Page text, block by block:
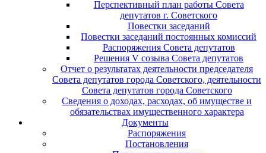
Перспективный план работы Совета
депутатов г. Советского
Повестки заседаний
Повестки заседаний постоянных комиссий
Распоряжения Совета депутатов
Решения V созыва Совета депутатов
Отчет о результатах деятельности председателя
Совета депутатов города Советского, деятельности
Совета депутатов города Советского
Сведения о доходах, расходах, об имуществе и
обязательствах имущественного характера
Документы
Распоряжения
Постановления